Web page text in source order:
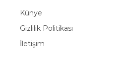
Künye
Gizlilik Politikası
İletişim